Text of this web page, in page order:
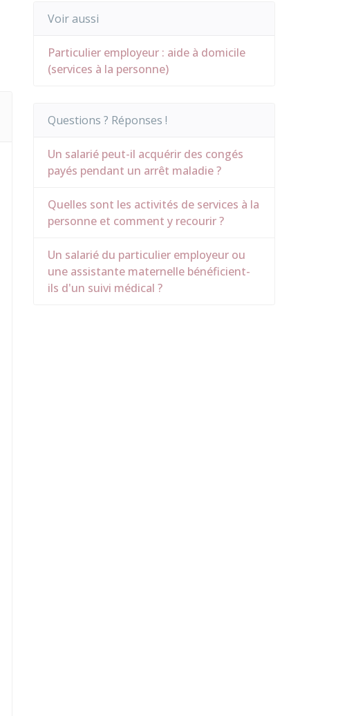
Voir aussi
Particulier employeur : aide à domicile
(services à la personne)
Questions ? Réponses !
Un salarié peut-il acquérir des congés
payés pendant un arrêt maladie ?
Quelles sont les activités de services à la
personne et comment y recourir ?
Un salarié du particulier employeur ou
une assistante maternelle bénéficient-
ils d'un suivi médical ?